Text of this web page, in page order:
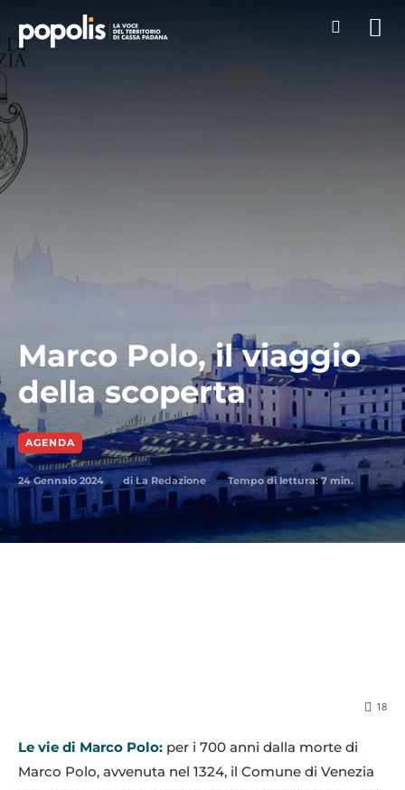
Marco Polo, il viaggio
della scoperta
AGENDA
24 Gennaio 2024 di La Redazione Tempo di lettura:7 min.
18
Le vie di Marco Polo: per i 700 anni dalla morte di
Marco Polo, avvenuta nel 1324, il Comune di Venezia